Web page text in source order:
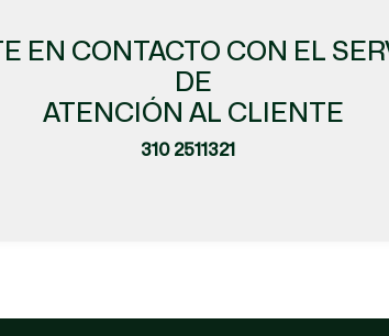
EN CONTACTO CON EL
DE
ATENCIÓN AL CLIENTE
310 2511321